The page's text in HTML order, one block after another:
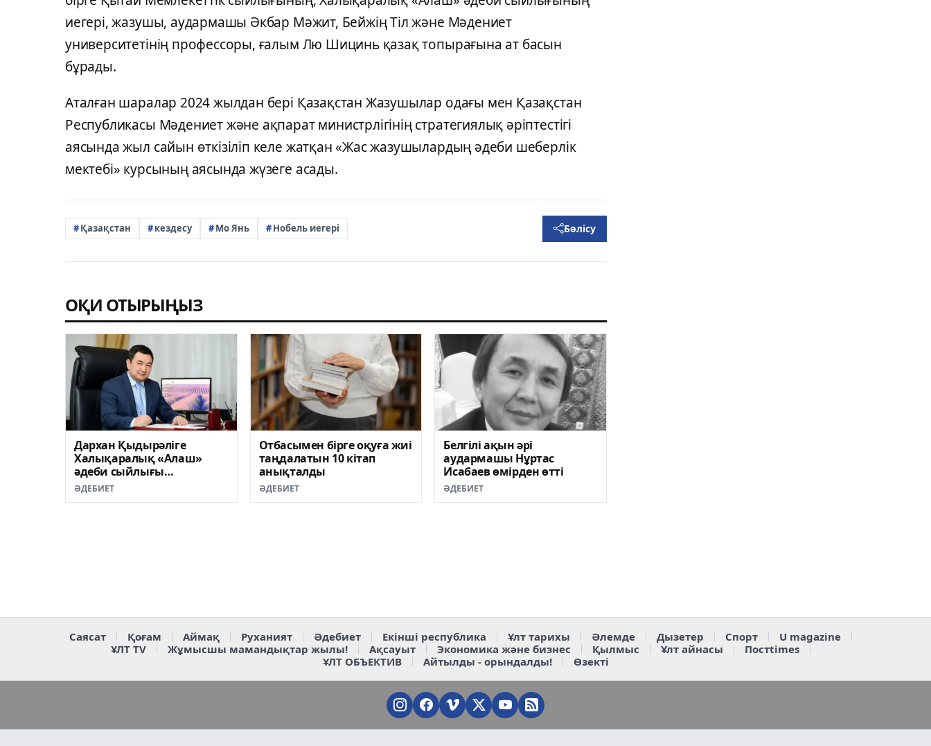
иегері, жазушы, аудармашы Әкбар Мәжит, Бейжің Тіл және Мәдениет
университетінің профессоры, ғалым Лю Шицинь қазақ топырағына ат басын
бұрады.
Аталған шаралар 2024 жылдан бері Қазақстан Жазушылар одағы мен Қазақстан
Республикасы Мәдениет және ақпарат министрлігінің стратегиялық әріптестігі
аясында жыл сайын өткізіліп келе жатқан «Жас жазушылардың әдеби шеберлік
мектебі» курсының аясында жүзеге асады.
Қазақстан кездесу Мо Янь Нобель иегері Бөлісу
ОҚИ ОТЫРЫҢЫЗ
Дархан Қыдырәліге
Халықаралық «Алаш»
әдеби сыйлығы
табысталды
ӘДЕБИЕТ
Отбасымен бірге оқуға жиі
таңдалатын 10 кітап
анықталды
ӘДЕБИЕТ
Белгілі ақын әрі
аудармашы Нұртас
Исабаев өмірден өтті
ӘДЕБИЕТ
Саясат Қоғам Аймақ Руханият Әдебиет Екінші республика Ұлт тарихы Әлемде Дызетер Спорт
U magazine
ҰЛТ TV
Жұмысшы мамандықтар жылы! Ақсауыт Экономика және бизнес Қылмыс Ұлт айнасы
Постtimes
ҰЛТ ОБЪЕКТИВ
Айтылды - орындалды! Өзекті